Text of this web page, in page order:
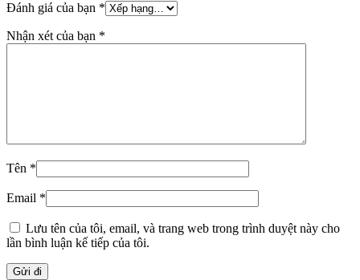
Đánh giá của bạn *
Nhận xét của bạn *
Tên *
Email *
Lưu tên của tôi, email, và trang web trong trình duyệt này cho
lần bình luận kế tiếp của tôi.